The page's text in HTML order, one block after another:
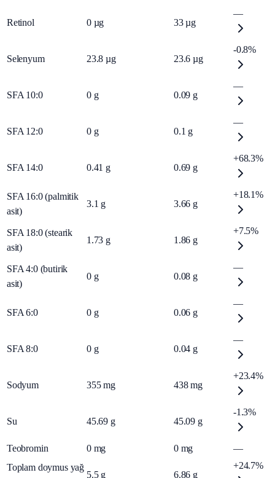
Retinol 0 µg 33 µg
—
Selenyum 23.8 µg 23.6 µg
-0.8%
SFA 10:0 0 g 0.09 g
—
SFA 12:0 0 g 0.1 g
—
SFA 14:0 0.41 g 0.69 g
+68.3%
SFA 16:0 (palmitik
asit)
3.1 g 3.66 g
+18.1%
SFA 18:0 (stearik
asit)
1.73 g 1.86 g
+7.5%
SFA 4:0 (butirik
asit)
0 g 0.08 g
—
SFA 6:0 0 g 0.06 g
—
SFA 8:0 0 g 0.04 g
—
Sodyum 355 mg 438 mg
+23.4%
Su 45.69 g 45.09 g
-1.3%
Teobromin 0 mg 0 mg
—
Toplam doymus yağ
5.5 g 6.86 g
+24.7%